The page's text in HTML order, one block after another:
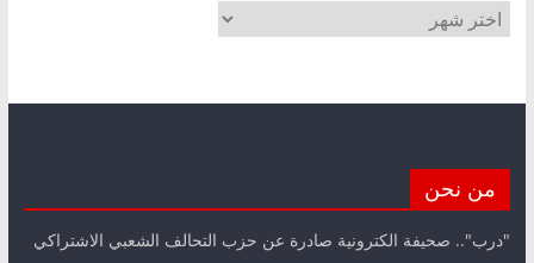
الأرشيف
من نحن
"درب".. صحيفة الكترونية صادرة عن حزب التحالف الشعبي الاشتراكي